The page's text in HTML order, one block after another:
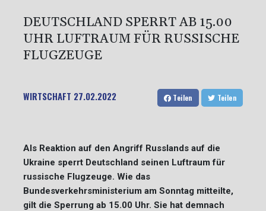
DEUTSCHLAND SPERRT AB 15.00
UHR LUFTRAUM FÜR RUSSISCHE
FLUGZEUGE
WIRTSCHAFT 27.02.2022 Teilen Teilen
Als Reaktion auf den Angriff Russlands auf die
Ukraine sperrt Deutschland seinen Luftraum für
russische Flugzeuge. Wie das
Bundesverkehrsministerium am Sonntag mitteilte,
gilt die Sperrung ab 15.00 Uhr. Sie hat demnach